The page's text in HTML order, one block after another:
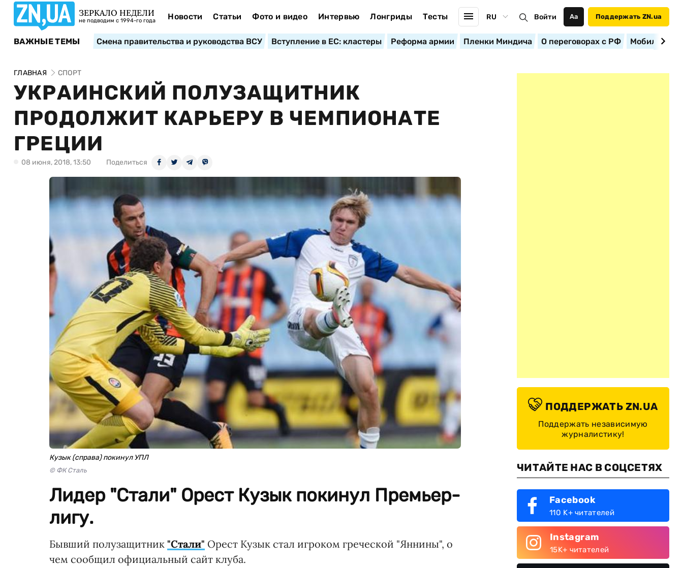
ЗЕРКАЛО НЕДЕЛИ
не подводим с 1994-го года Новости Статьи Фото и видео Интервью Лонгриды Тесты RU Войти Аа Поддержать ZN.ua
ВАЖНЫЕ ТЕМЫ Смена правительства и руководства ВСУ Вступление в ЕС: кластеры Реформа армии Пленки Миндича О переговорах с РФ
ГЛАВНАЯ СПОРТ
УКРАИНСКИЙ ПОЛУЗАЩИТНИК
ПРОДОЛЖИТ КАРЬЕРУ В ЧЕМПИОНАТЕ
ГРЕЦИИ
08 июня, 2018, 13:50 Поделиться
Кузык (справа) покинул УПЛ
© ФК Сталь
Лидер "Стали" Орест Кузык покинул Премьер-
лигу.
Бывший полузащитник "Стали" Орест Кузык стал игроком греческой "Яннины", о
чем сообщил официальный сайт клуба.
ПОДДЕРЖАТЬ ZN.UA
Поддержать независимую
журналистику!
ЧИТАЙТЕ НАС В СОЦСЕТЯХ
Facebook
110 K+ читателей
Instagram
15K+ читателей